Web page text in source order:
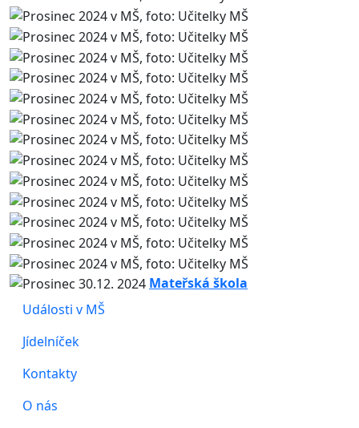
Mateřská škola
Události v MŠ
Jídelníček
Kontakty
O nás